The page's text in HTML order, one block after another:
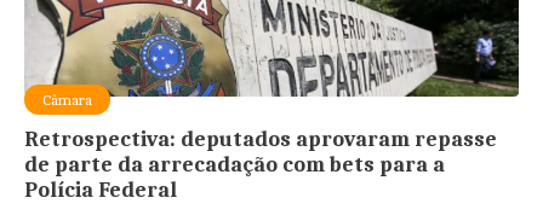
Câmara
Retrospectiva: deputados aprovaram repasse
de parte da arrecadação com bets para a
Polícia Federal